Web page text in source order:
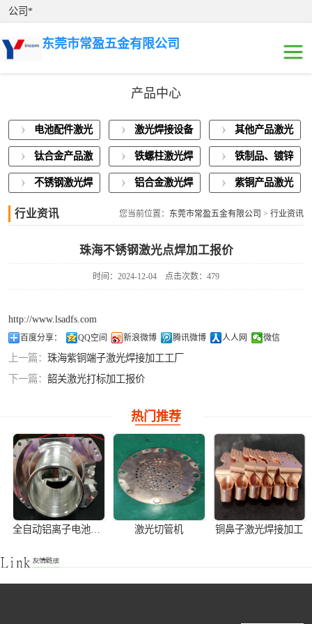
公司*
东莞市常盈五金有限公司
产品中心
电池配件激光
焊接
激光焊接设备
展示
其他产品激光
焊接
钛合金产品激
光焊接
铁螺柱激光焊
接加工
铁制品、镀锌
板激光焊接
不锈钢激光焊
铝合金激光焊
紫铜产品激光
行业资讯 您当前位置： 东莞市常盈五金有限公司 > 行业资讯
珠海不锈钢激光点焊加工报价
时间：2024-12-04 点击次数：479
http://www.lsadfs.com
百度分享： QQ空间 新浪微博 腾讯微博 人人网 微信
上一篇： 珠海紫铜端子激光焊接加工工厂
下一篇： 韶关激光打标加工报价
热门推荐
全自动铝离子电池壳激光焊接机 激光切管机 铜鼻子激光焊接加工
接
激光焊接设备展
示
其他产品激光焊
铝合金激光焊接
紫铜产品激光焊